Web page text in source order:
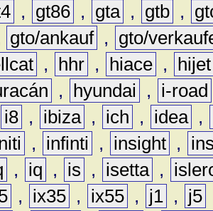
, gt86 , gta , gtb ,
gto/ankauf ,
gto/
, hhr , hiace ,
hijet
, hyundai ,
i-road
i8 , ibiza , ich , idea ,
, infinti , insight ,
, iq , is , isetta ,
, ix35 , ix55 , j1 , j5